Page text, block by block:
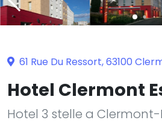
61 Rue Du Ressort, 63100
Hotel Clermont
Hotel 3 stelle a